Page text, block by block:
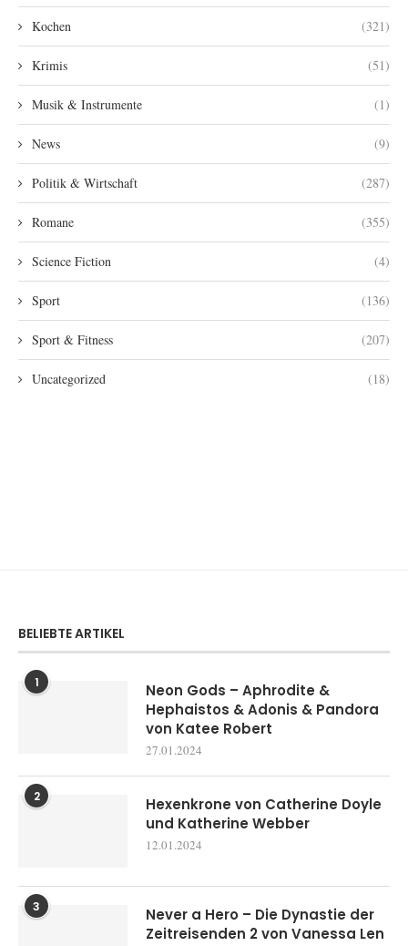
Kochen (321)
Krimis (51)
Musik & Instrumente (1)
News (9)
Politik & Wirtschaft (287)
Romane (355)
Science Fiction (4)
Sport (136)
Sport & Fitness (207)
Uncategorized (18)
BELIEBTE ARTIKEL
1
Neon Gods – Aphrodite &
Hephaistos & Adonis & Pandora
von Katee Robert
27.01.2024
2
Hexenkrone von Catherine Doyle
und Katherine Webber
12.01.2024
3
Never a Hero – Die Dynastie der
Zeitreisenden 2 von Vanessa Len